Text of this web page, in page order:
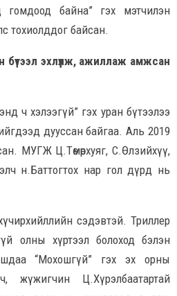
байна” гэх мэтчилэн
тохиолддог байсан.
эхлүүлж, ажиллаж амжсан
ч хэлээгүй” гэх уран бүтээлээ
дууссан байгаа. Аль 2019
МУГЖ Ц.Төмөрхуяг, С.Өлзийхүү,
н.Баттогтох нар гол дүрд нь
сэдэвтэй. Триллер
олны хүртээл болоход бэлэн
“Мохошгүй” гэх эх орны
жүжигчин Ц.Хүрэлбаатартай